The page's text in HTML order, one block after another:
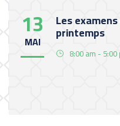
13
MAI
Les
printemps
8:00 am - 5:00